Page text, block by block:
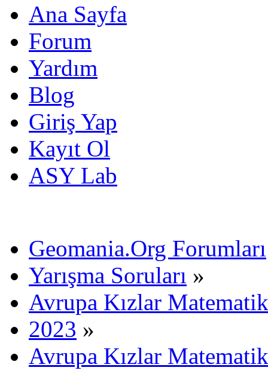
Ana Sayfa
Forum
Yardım
Blog
Giriş Yap
Kayıt Ol
ASY Lab
Geomania.Org Forumları
Yarışma Soruları »
Avrupa Kızlar
2023 »
Avrupa Kızlar